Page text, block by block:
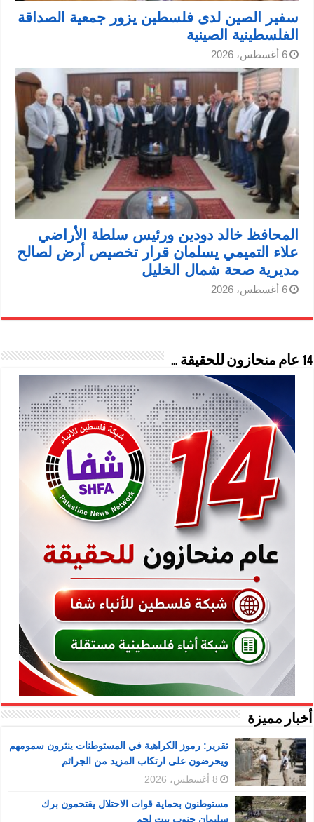
سفير الصين لدى فلسطين يزور جمعية الصداقة
الفلسطينية الصينية
6 أغسطس، 2026
المحافظ خالد دودين ورئيس سلطة الأراضي
علاء التميمي يسلمان قرار تخصيص أرض لصالح
مديرية صحة شمال الخليل
6 أغسطس، 2026
14 عام منحازون للحقيقة …
أخبار مميزة
تقرير: رموز الكراهية في المستوطنات ينثرون سمومهم
ويحرضون على ارتكاب المزيد من الجرائم
8 أغسطس، 2026
مستوطنون بحماية قوات الاحتلال يقتحمون برك
سليمان جنوب بيت لحم